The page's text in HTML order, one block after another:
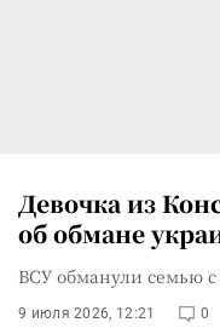
Девочка из
об обмане
ВСУ обманули семью
9 июля 2026, 12:21 0